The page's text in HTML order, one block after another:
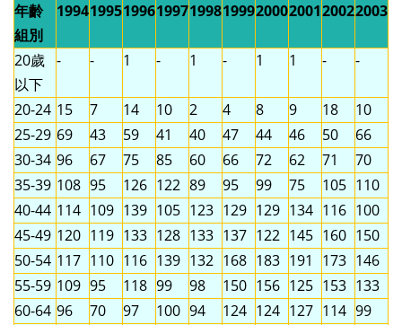
年齡
組別
1994199519961997199819992000200120022003
20歲
以下
- - 1 - 1 - 1 1 - -
20-24 15 7 14 10 2 4 8 9 18
10
25-29 69 43 59 41 40 47 44 46 50
66
30-34 96 67 75 85 60 66 72 62 71
70
35-39 108 95 126 122 89 95 99 75 105 110
40-44 114 109 139 105 123 129 129 134 116 100
45-49 120 119 133 128 133 137 122 145 160 150
50-54 117 110 116 139 132 168 183 191 173 146
55-59 109 95 118 99 98 150 156 125 153 133
60-64 96 70 97 100 94 124 124 127 114 99